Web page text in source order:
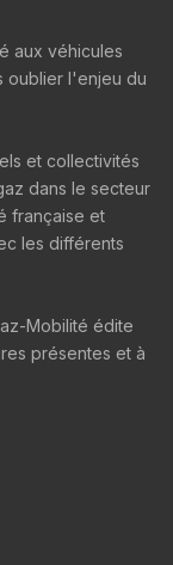
aux véhicules
oublier l'enjeu du
et collectivités
dans le secteur
française et
les différents
Mobilité édite
présentes et à